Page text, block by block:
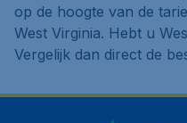
op de hoogte van de
West Virginia. Hebt u
Vergelijk dan direct de